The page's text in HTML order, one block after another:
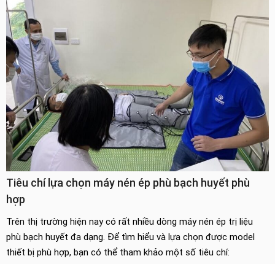
Tiêu chí lựa chọn máy nén ép phù bạch huyết phù
hợp
Trên thị trường hiện nay có rất nhiều dòng máy nén ép trị liệu
phù bạch huyết đa dạng. Để tìm hiểu và lựa chọn được model
thiết bị phù hợp, bạn có thể tham khảo một số tiêu chí: